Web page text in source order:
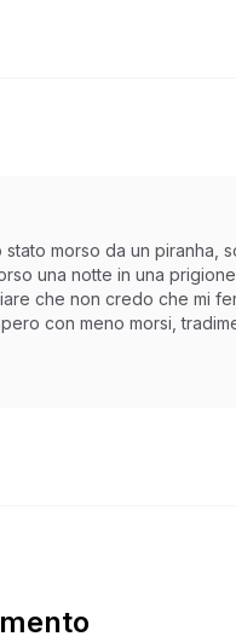
morso da un piranha,
una notte in una
che non credo che mi
con meno morsi,